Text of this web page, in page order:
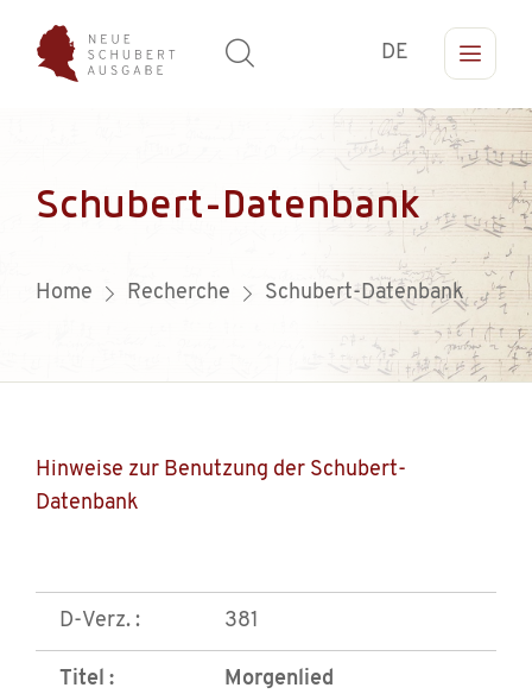
DE
Schubert-Datenbank
Home Recherche Schubert-Datenbank
Hinweise zur Benutzung der Schubert-
Datenbank
D-Verz. : 381
Titel : Morgenlied